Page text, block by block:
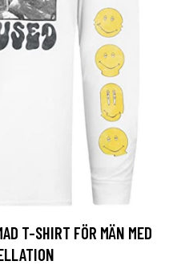
T-SHIRT FÖR MÄN MED